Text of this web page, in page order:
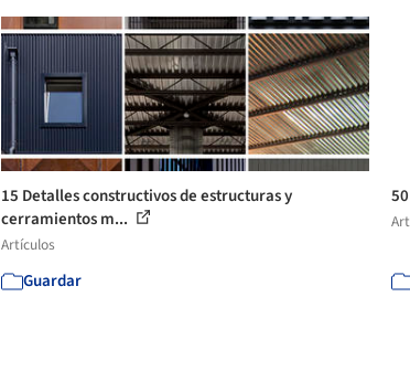
15 Detalles constructivos de estructuras y
cerramientos m...
Artículos
Guardar